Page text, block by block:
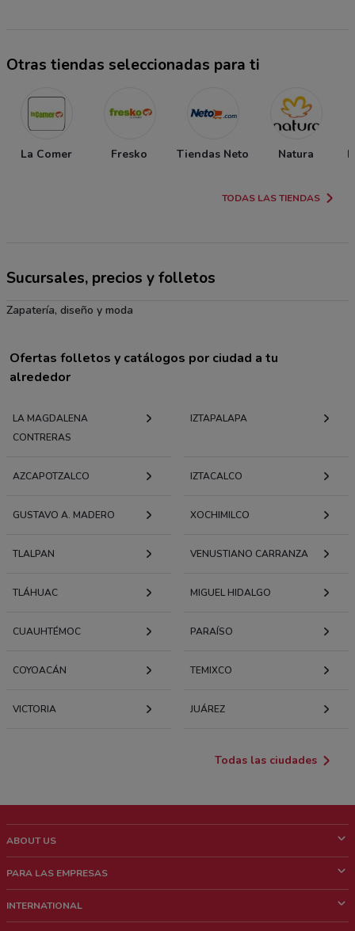
Otras tiendas seleccionadas para ti
La Comer Fresko Tiendas Neto Natura
TODAS LAS TIENDAS
Sucursales, precios y folletos
Zapatería, diseño y moda
Ofertas folletos y catálogos por ciudad a tu
alrededor
LA MAGDALENA
CONTRERAS
IZTAPALAPA
AZCAPOTZALCO IZTACALCO
GUSTAVO A. MADERO XOCHIMILCO
TLALPAN VENUSTIANO CARRANZA
TLÁHUAC MIGUEL HIDALGO
CUAUHTÉMOC PARAÍSO
COYOACÁN TEMIXCO
VICTORIA JUÁREZ
Todas las ciudades
ABOUT US
¿Quiénes Somos?
PARA LAS EMPRESAS
Contacto comercial
INTERNATIONAL